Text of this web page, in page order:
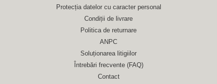
Protecția datelor cu caracter personal
Condiții de livrare
Politica de returnare
ANPC
Soluționarea litigiilor
Întrebări frecvente (FAQ)
Contact